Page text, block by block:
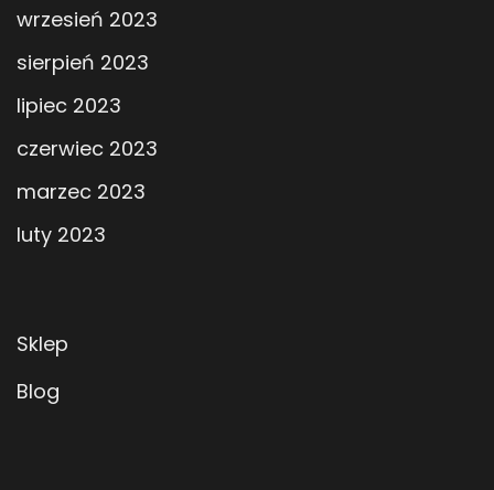
wrzesień 2023
sierpień 2023
lipiec 2023
czerwiec 2023
marzec 2023
luty 2023
Sklep
Blog